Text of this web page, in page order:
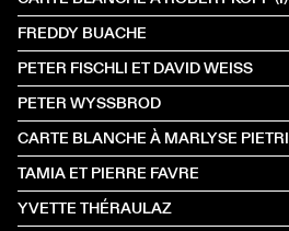
FREDDY BUACHE
PETER FISCHLI ET DAVID WEISS
PETER WYSSBROD
CARTE BLANCHE À MARLYSE PIETRI
TAMIA ET PIERRE FAVRE
YVETTE THÉRAULAZ